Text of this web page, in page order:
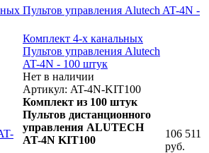
Пультов управления Alutech AT-4N -
Комплект 4-х канальных
Пультов управления Alutech
AT-4N - 100 штук
Нет в наличии
Артикул: AT-4N-KIT100
Комплект из 100 штук
Пультов дистанционного
управления ALUTECH
AT-4N KIT100
106 511
руб.